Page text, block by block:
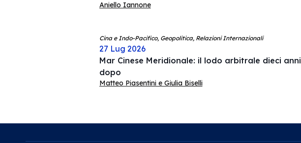
Aniello Iannone
Cina e Indo-Pacifico, Geopolitica, Relazioni Internazionali
27 Lug 2026
Mar Cinese Meridionale: il lodo arbitrale dieci anni
dopo
Matteo Piasentini e Giulia Biselli